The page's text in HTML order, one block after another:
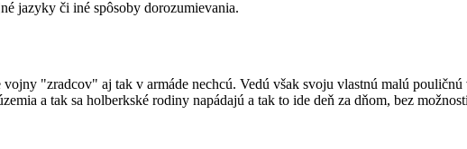
jazyky či iné spôsoby dorozumievania.
"zradcov" aj tak v armáde nechcú. Vedú však svoju vlastnú malú
a tak sa holberkské rodiny napádajú a tak to ide deň za dňom, bez